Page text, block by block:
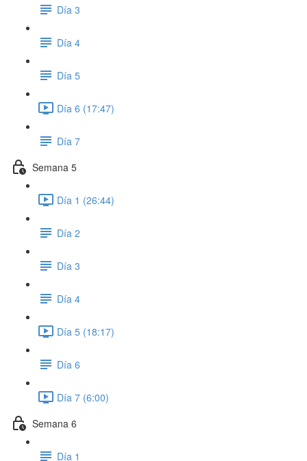
Día 3
Día 4
Día 5
Día 6 (17:47)
Día 7
Semana 5
Día 1 (26:44)
Día 2
Día 3
Día 4
Día 5 (18:17)
Día 6
Día 7 (6:00)
Semana 6
Día 1